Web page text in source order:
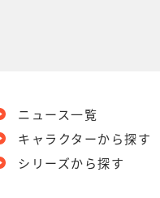
ニュース一覧
キャラクターから探す
シリーズから探す